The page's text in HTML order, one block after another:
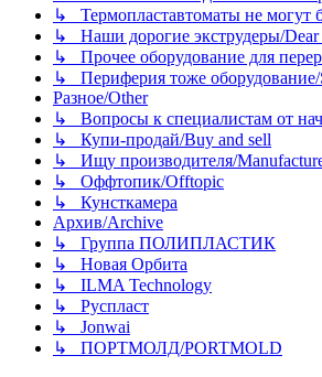
↳ Термопластавтоматы не могут
↳ Наши дорогие экструдеры/Dear
↳ Прочее оборудование для
↳ Периферия тоже оборудование/
Разное/Other
↳ Вопросы к специалистам от
↳ Купи-продай/Buy and sell
↳ Ищу производителя/
↳ Оффтопик/Offtopic
↳ Кунсткамера
Архив/Archive
↳ Группа ПОЛИПЛАСТИК
↳ Новая Орбита
↳ ILMA Technology
↳ Руспласт
↳ Jonwai
↳ ПОРТМОЛД/PORTMOLD